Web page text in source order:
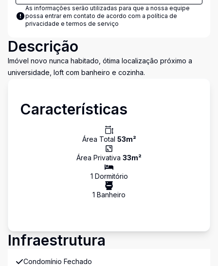
As informações serão utilizadas para que a nossa equipe
possa entrar em contato de acordo com a política de
privacidade e termos de serviço
Descrição
Imóvel novo nunca habitado, ótima localização próximo a
universidade, loft com banheiro e cozinha.
Características
Área Total 53m²
Área Privativa 33m²
1 Dormitório
1 Banheiro
Infraestrutura
Condomínio Fechado